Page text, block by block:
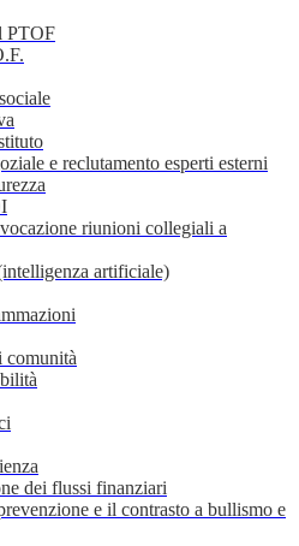
PTOF
e reclutamento esperti esterni
riunioni collegiali a
artificiale)
comunità
dei flussi finanziari
e il contrasto a bullismo e